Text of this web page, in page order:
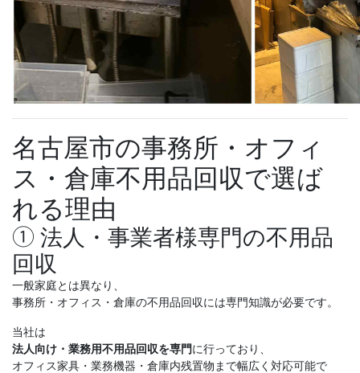
名古屋市の事務所・オフィ
ス・倉庫不用品回収で選ば
れる理由
① 法人・事業者様専門の不用品
回収
一般家庭とは異なり、
事務所・オフィス・倉庫の不用品回収には専門知識が必要です。
当社は
法人向け・業務用不用品回収を専門 に行っており、
オフィス家具・業務機器・倉庫内残置物まで幅広く対応可能で